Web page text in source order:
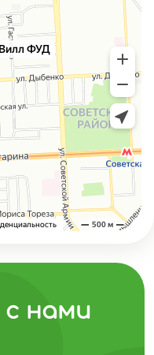
с нами